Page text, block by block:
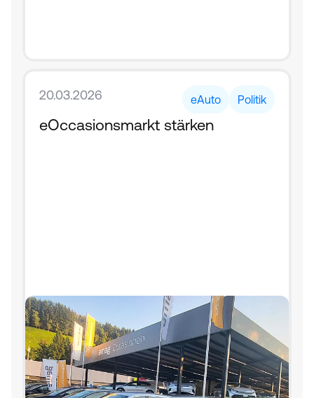
20.03.2026 eAuto Politik
eOccasionsmarkt stärken